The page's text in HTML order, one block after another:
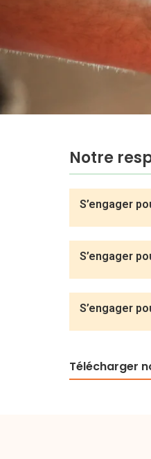
Notre
S’engager
S’engager
S’engager
Télécharger